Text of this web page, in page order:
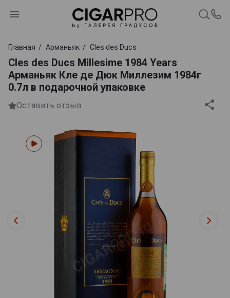
Главная Арманьяк Cles des Ducs
Cles des Ducs Millesime 1984 Years
Арманьяк Кле де Дюк Миллезим 1984г
0.7л в подарочной упаковке
Оставить отзыв